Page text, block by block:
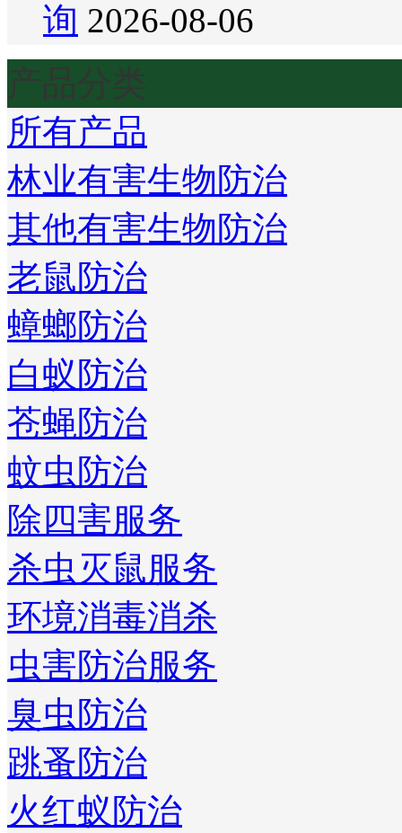
询 2026-08-06
产品分类
所有产品
林业有害生物防治
其他有害生物防治
老鼠防治
蟑螂防治
白蚁防治
苍蝇防治
蚊虫防治
除四害服务
杀虫灭鼠服务
环境消毒消杀
虫害防治服务
臭虫防治
跳蚤防治
火红蚁防治